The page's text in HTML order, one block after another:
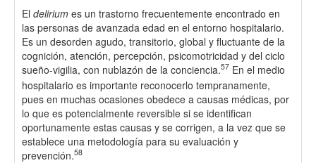
El delirium es un trastorno frecuentemente encontrado en
las personas de avanzada edad en el entorno hospitalario.
Es un desorden agudo, transitorio, global y fluctuante de la
cognición, atención, percepción, psicomotricidad y del ciclo
sueño-vigilia, con nublazón de la conciencia.57 En el medio
hospitalario es importante reconocerlo tempranamente,
pues en muchas ocasiones obedece a causas médicas, por
lo que es potencialmente reversible si se identifican
oportunamente estas causas y se corrigen, a la vez que se
establece una metodología para su evaluación y
prevención.58